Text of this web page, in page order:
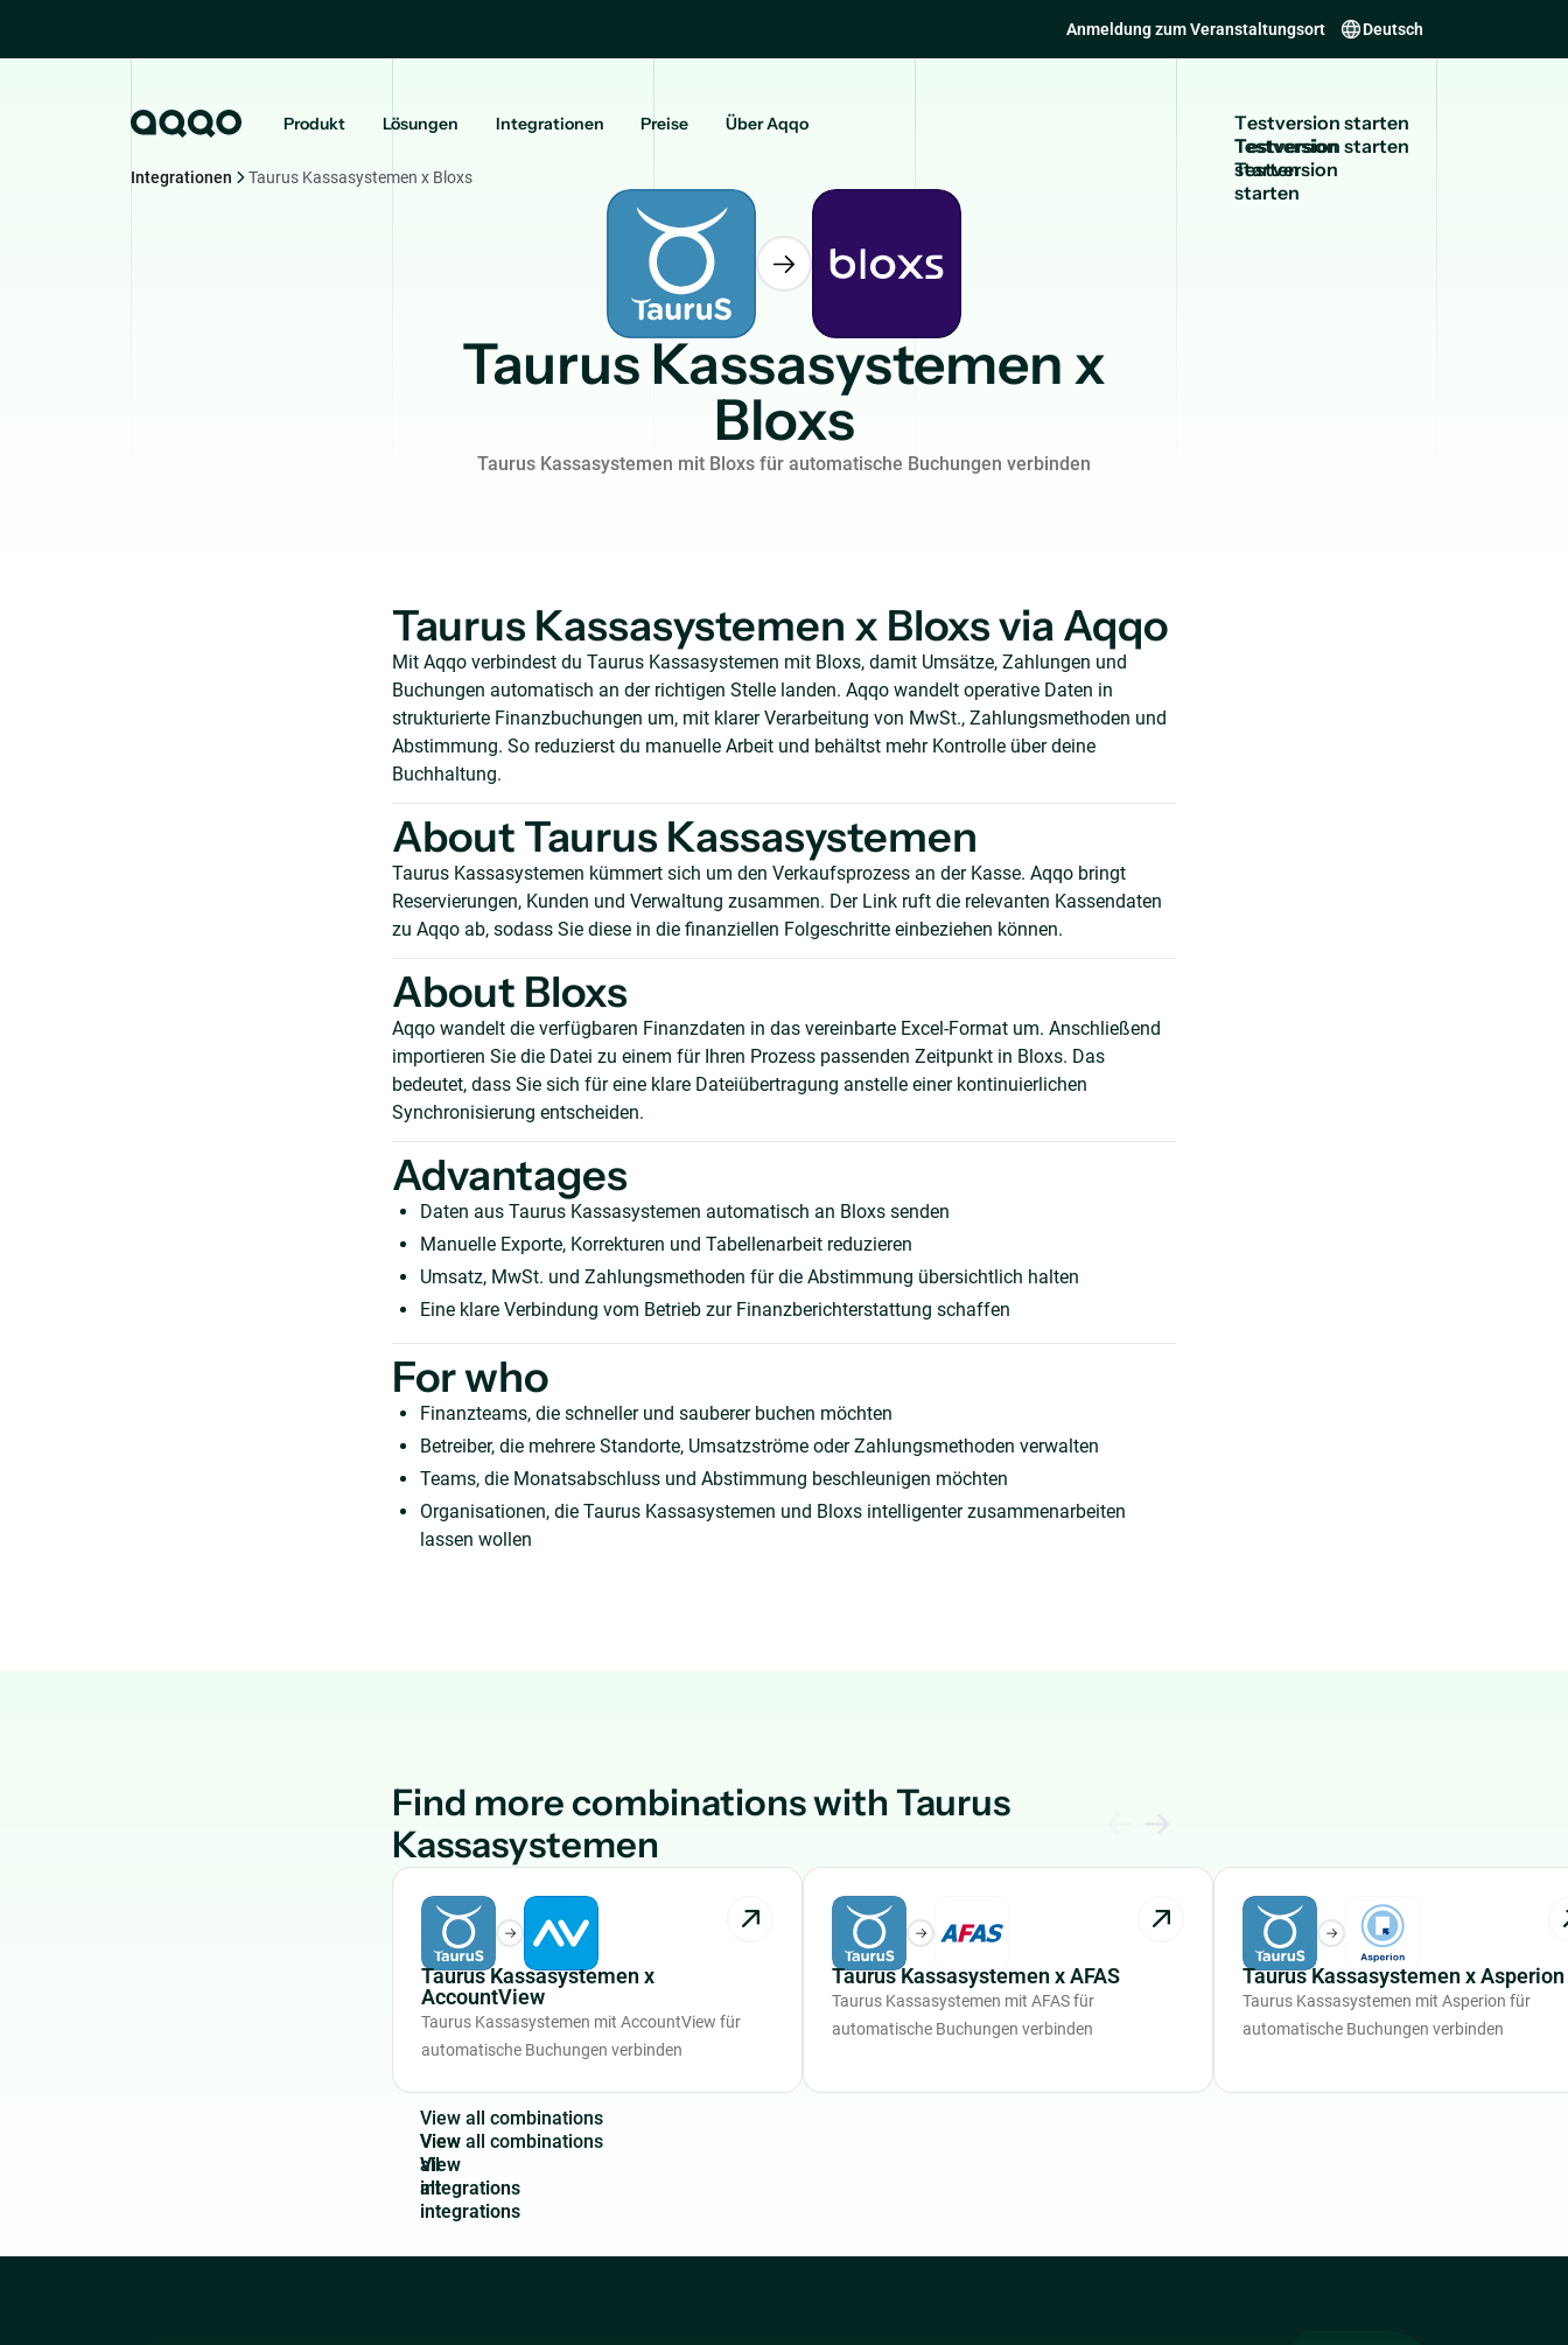
Anmeldung zum Veranstaltungsort Deutsch
Produkt Lösungen Integrationen Preise Über Aqqo Testversionstarten
Testversion
starten
Integrationen Taurus Kassasystemen x Bloxs
Taurus Kassasystemen x
Bloxs
Taurus Kassasystemen mit Bloxs für automatische Buchungen verbinden
Taurus Kassasystemen x Bloxs via Aqqo
Mit Aqqo verbindest du Taurus Kassasystemen mit Bloxs, damit Umsätze, Zahlungen und
Buchungen automatisch an der richtigen Stelle landen. Aqqo wandelt operative Daten in
strukturierte Finanzbuchungen um, mit klarer Verarbeitung von MwSt., Zahlungsmethoden und
Abstimmung. So reduzierst du manuelle Arbeit und behältst mehr Kontrolle über deine
Buchhaltung.
About Taurus Kassasystemen
Taurus Kassasystemen kümmert sich um den Verkaufsprozess an der Kasse. Aqqo bringt
Reservierungen, Kunden und Verwaltung zusammen. Der Link ruft die relevanten Kassendaten
zu Aqqo ab, sodass Sie diese in die finanziellen Folgeschritte einbeziehen können.
About Bloxs
Aqqo wandelt die verfügbaren Finanzdaten in das vereinbarte Excel-Format um. Anschließend
importieren Sie die Datei zu einem für Ihren Prozess passenden Zeitpunkt in Bloxs. Das
bedeutet, dass Sie sich für eine klare Dateiübertragung anstelle einer kontinuierlichen
Synchronisierung entscheiden.
Advantages
Daten aus Taurus Kassasystemen automatisch an Bloxs senden
Manuelle Exporte, Korrekturen und Tabellenarbeit reduzieren
Umsatz, MwSt. und Zahlungsmethoden für die Abstimmung übersichtlich halten
Eine klare Verbindung vom Betrieb zur Finanzberichterstattung schaffen
For who
Finanzteams, die schneller und sauberer buchen möchten
Betreiber, die mehrere Standorte, Umsatzströme oder Zahlungsmethoden verwalten
Teams, die Monatsabschluss und Abstimmung beschleunigen möchten
Organisationen, die Taurus Kassasystemen und Bloxs intelligenter zusammenarbeiten
lassen wollen
Find more combinations with Taurus
Kassasystemen
Taurus Kassasystemen x
AccountView
Taurus Kassasystemen mit AccountView für
automatische Buchungen verbinden
Taurus Kassasystemen x AFAS
Taurus Kassasystemen mit AFAS für
automatische Buchungen verbinden
Taurus Kassasystemen x Asperion
Taurus Kassasystemen mit Asperion für
automatische Buchungen verbinden
View all combinations
View
all
integrations